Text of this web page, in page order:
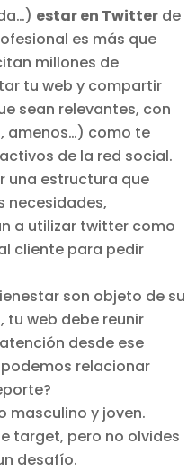
estar en Twitter de
es más que
millones de
tu web y compartir
sean relevantes, con
amenos…) como te
de la red social.
una estructura que
necesidades,
a utilizar twitter como
cliente para pedir
son objeto de su
web debe reunir
desde ese
relacionar
masculino y joven.
target, pero no olvides
desafío.